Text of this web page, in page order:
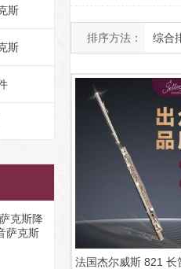
斯
斯
克斯降
萨克斯
排序方法： 综合
法国杰尔威斯 821 长